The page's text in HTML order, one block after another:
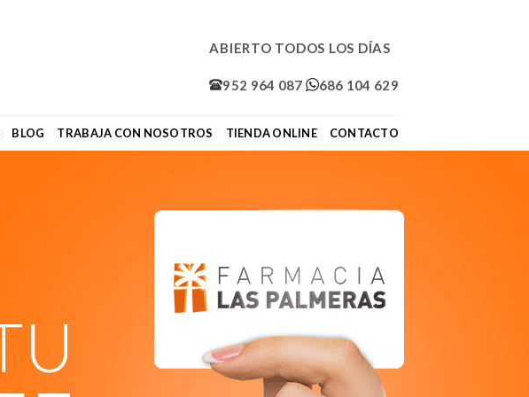
ABIERTO TODOS LOS DÍAS
952 964 087 686 104 629
BLOG TRABAJA CON NOSOTROS TIENDA ONLINE CONTACTO